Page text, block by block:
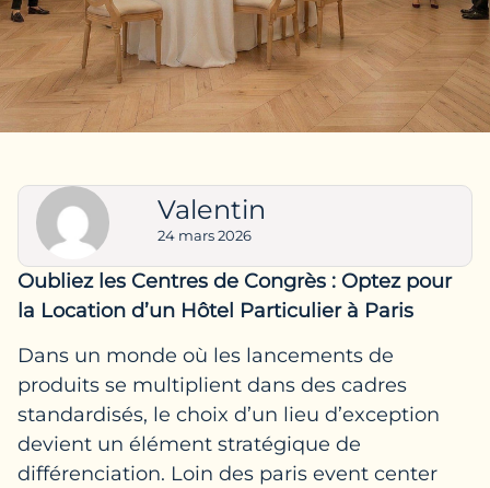
Valentin
24 mars 2026
Oubliez les Centres de Congrès : Optez pour
la Location d’un Hôtel Particulier à Paris
Dans un monde où les lancements de
produits se multiplient dans des cadres
standardisés, le choix d’un lieu d’exception
devient un élément stratégique de
différenciation. Loin des paris event center